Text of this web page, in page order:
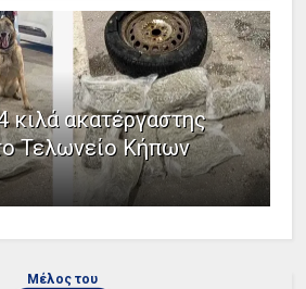
ακατέργαστης
Τελωνείο Κήπων
Μέλος του